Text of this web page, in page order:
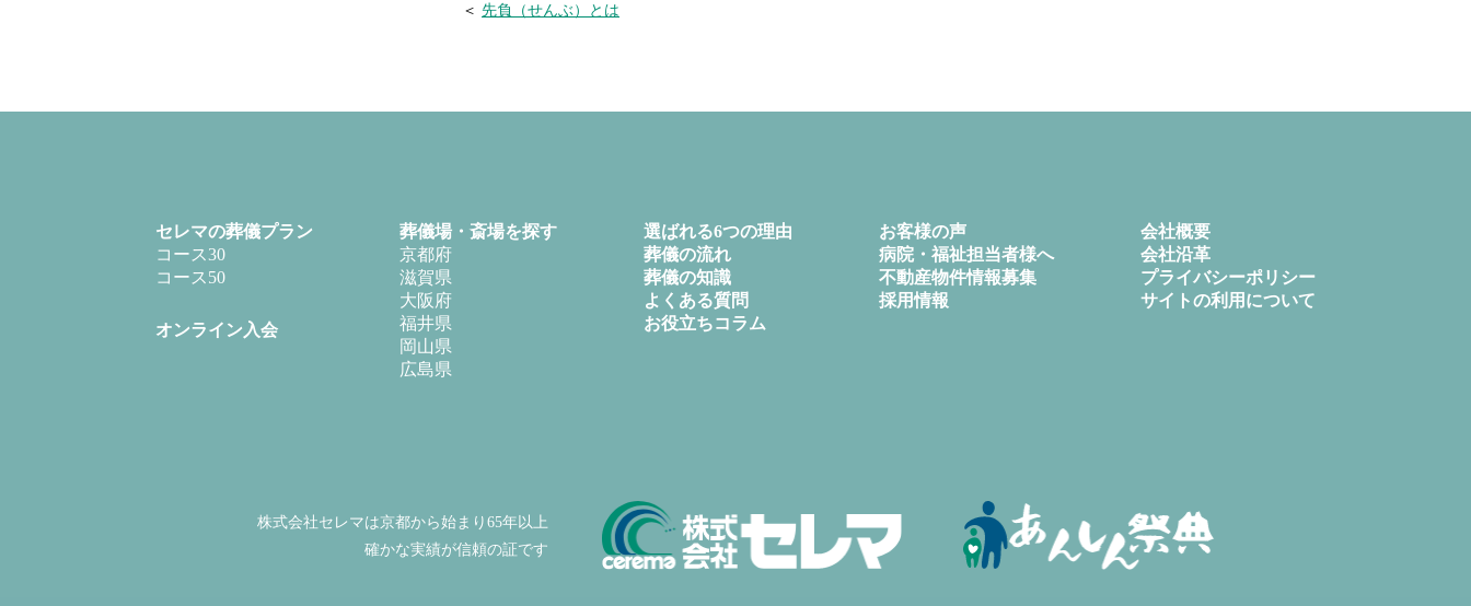
＜ 先負（せんぶ）とは
セレマの葬儀プラン
コース30
コース50
オンライン入会
葬儀場・斎場を探す
京都府
滋賀県
大阪府
福井県
岡山県
広島県
選ばれる6つの理由
葬儀の流れ
葬儀の知識
よくある質問
お役立ちコラム
お客様の声
病院・福祉担当者様へ
不動産物件情報募集
採用情報
会社概要
会社沿革
プライバシーポリシー
サイトの利用について
株式会社セレマは京都から始まり65年以上
確かな実績が信頼の証です